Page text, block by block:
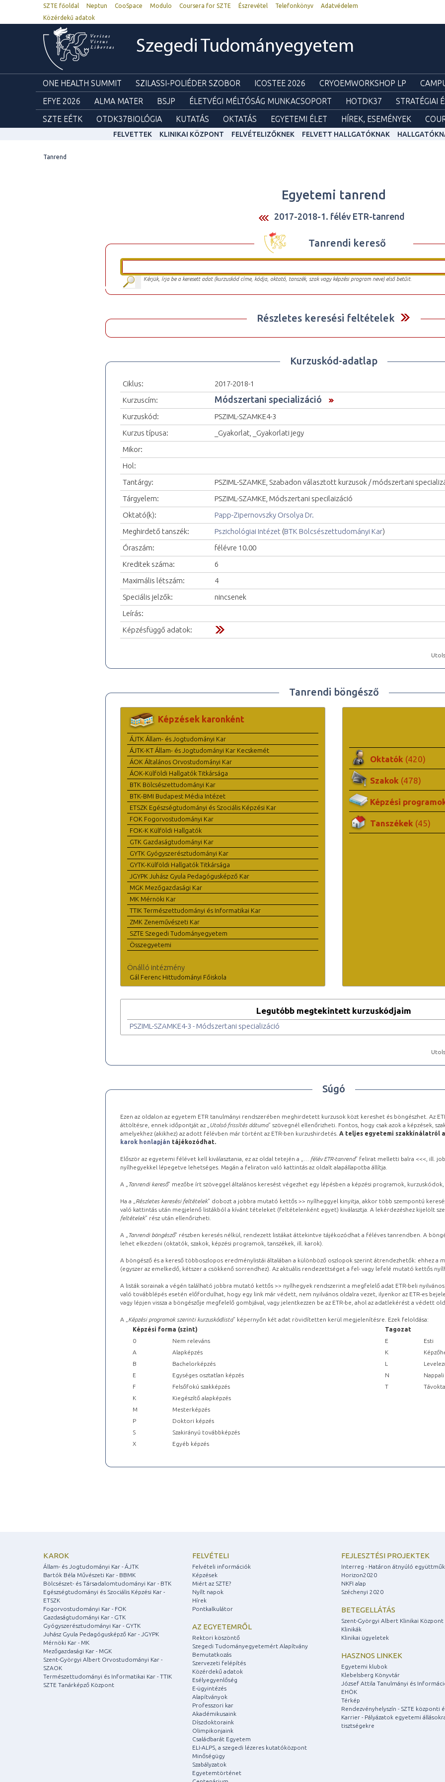
SZTE főoldal Neptun CooSpace Modulo Coursera for SZTE Észrevétel Telefonkönyv
Adatvédelem
Közérdekű adatok
Szegedi Tudományegyetem
ONE HEALTH SUMMIT SZILASSI-POLIÉDER SZOBOR ICOSTEE 2026 CRYOEMWORKSHOP LP
EFYE 2026
ALMA MATER BSJP ÉLETVÉGI MÉLTÓSÁG MUNKACSOPORT HOTDK37 STRATÉGIAI
SZTE EÉTK
OTDK37BIOLÓGIA KUTATÁS OKTATÁS EGYETEMI ÉLET HÍREK, ESEMÉNYEK
FELVETTEK KLINIKAI KÖZPONT FELVÉTELIZŐKNEK FELVETT HALLGATÓKNAK
Tanrend
Egyetemi tanrend
2017-2018-1. félév ETR-tanrend
Tanrendi kereső
Kérjük, írja be a keresett adat (kurzuskód címe, kódja, oktató, tanszék, szak vagy képzési program neve) első betűit.
Részletes keresési feltételek
Kurzuskód-adatlap
Ciklus:
2017-2018-1
Kurzuscím:
Módszertani specializáció
Kurzuskód:
PSZIML-SZAMKE4-3
Kurzus típusa:
_Gyakorlat, _Gyakorlati jegy
Mikor:
Hol:
Tantárgy:
PSZIML-SZAMKE, Szabadon választott kurzusok / módszertani
Tárgyelem:
PSZIML-SZAMKE, Módszertani specilaizáció
Oktató(k):
Papp-Zipernovszky Orsolya Dr.
Meghirdető tanszék:
Pszichológiai Intézet (BTK Bölcsészettudományi Kar)
Óraszám:
félévre 10.00
Kreditek száma:
6
Maximális létszám:
4
Speciális jelzők:
nincsenek
Leírás:
Képzésfüggő adatok:
Tanrendi böngésző
Képzések karonként
ÁJTK Állam- és Jogtudományi Kar
ÁJTK-KT Állam- és Jogtudományi Kar Kecskemét
ÁOK Általános Orvostudományi Kar
ÁOK-Külföldi Hallgatók Titkársága
BTK Bölcsészettudományi Kar
BTK-BMI Budapest Média Intézet
ETSZK Egészségtudományi és Szociális Képzési Kar
FOK Fogorvostudományi Kar
FOK-K Külföldi Hallgatók
GTK Gazdaságtudományi Kar
GYTK Gyógyszerésztudományi Kar
GYTK-Külföldi Hallgatók Titkársága
JGYPK Juhász Gyula Pedagógusképző Kar
MGK Mezőgazdasági Kar
MK Mérnöki Kar
TTIK Természettudományi és Informatikai Kar
ZMK Zeneművészeti Kar
SZTE Szegedi Tudományegyetem
Összegyetemi
Önálló intézmény
Gál Ferenc Hittudományi Főiskola
Oktatók (420)
Szakok (478)
Képzési
Tanszékek (45)
Legutóbb megtekintett kurzuskódjaim
PSZIML-SZAMKE4-3 - Módszertani specializáció
Súgó
Ezen az oldalon az egyetem ETR tanulmányi rendszerében meghirdetett kurzusok közt kereshet és böngészhet. Az
áttöltésre, ennek időpontját az „ Utolsó frissítés dátuma” szövegnél ellenőrizheti. Fontos, hogy csak azok a képzések,
amelyekhez (akikhez) az adott félévben már történt az ETR-ben kurzushirdetés. A teljes egyetemi szakkínálatról a
karok honlapján tájékozódhat.
Először az egyetemi félévet kell kiválasztania, ez az oldal tetején a „ … félév ETR-tanrend” felirat melletti balra <<<, ill.
nyílhegyekkel lépegetve lehetséges. Magán a feliraton való kattintás az oldalt alapállapotba állítja.
A „ Tanrendi kereső” mezőbe írt szöveggel általános keresést végezhet egy lépésben a képzési programok,
Ha a „ Részletes keresési feltételek” dobozt a jobbra mutató kettős >> nyílheggyel kinyitja, akkor több szempontú
való kattintás után megjelenő listákból a kívánt tételeket (feltételenként egyet) kiválasztja. A lekérdezéshez kijelölt
feltételek” rész után ellenőrizheti.
A „ Tanrendi böngésző” részben keresés nélkül, rendezett listákat áttekintve tájékozódhat a féléves tanrendben. A
lehet elkezdeni (oktatók, szakok, képzési programok, tanszékek, ill. karok).
A böngésző és a kereső többoszlopos eredménylistái általában a különböző oszlopok szerint átrendezhetők: ehhez a
(egyszer az emelkedő, kétszer a csökkenő sorrendhez). Az aktuális rendezettséget a fel- vagy lefelé mutató kettős
A listák sorainak a végén található jobbra mutató kettős >> nyílhegyek rendszerint a megfelelő adat ETR-beli
való továbblépés esetén előfordulhat, hogy egy link már védett, nem nyilvános oldalra vezet, ilyenkor az ETR-es
vagy lépjen vissza a böngészője megfelelő gombjával, vagy jelentkezzen be az ETR-be, ahol az adatlekérést a védett
A „ Képzési programok szerinti kurzuskódlista” képernyőn két adat rövidítetten kerül megjelenítésre. Ezek feloldása:
Képzési forma (szint)
Tagozat
0
Nem releváns E
Esti
A
Alapképzés K
B
Bachelorképzés L
E
Egységes osztatlan képzés N
Nappali
F
Felsőfokú szakképzés T
K
Kiegészítő alapképzés
M
Mesterképzés
P
Doktori képzés
S
Szakirányú továbbképzés
X
Egyéb képzés
KAROK
Állam- és Jogtudományi Kar - ÁJTK
Bartók Béla Művészeti Kar - BBMK
Bölcsészet- és Társadalomtudományi Kar - BTK
Egészségtudományi és Szociális Képzési Kar -
ETSZK
Fogorvostudományi Kar - FOK
Gazdaságtudományi Kar - GTK
Gyógyszerésztudományi Kar - GYTK
Juhász Gyula Pedagógusképző Kar - JGYPK
Mérnöki Kar - MK
Mezőgazdasági Kar - MGK
Szent-Györgyi Albert Orvostudományi Kar -
SZAOK
Természettudományi és Informatikai Kar - TTIK
SZTE Tanárképző Központ
FELVÉTELI
Felvételi információk
Képzések
Miért az SZTE?
Nyílt napok
Hírek
Pontkalkulátor
AZ EGYETEMRŐL
Rektori köszöntő
Szegedi Tudományegyetemért Alapítvány
Bemutatkozás
Szervezeti felépítés
Közérdekű adatok
Esélyegyenlőség
E-ügyintézés
Alapítványok
Professzori kar
Akadémikusaink
Díszdoktoraink
Olimpikonjaink
Családbarát Egyetem
ELI-ALPS, a szegedi lézeres kutatóközpont
Minőségügy
Szabályzatok
Egyetemtörténet
FEJLESZTÉSI PROJEKTEK
Interreg - Határon átnyúló
Horizon2020
NKFI alap
Széchenyi 2020
BETEGELLÁTÁS
Szent-Györgyi Albert Klinikai Központ
Klinikák
Klinikai ügyeletek
HASZNOS LINKEK
Egyetemi klubok
Klebelsberg Könyvtár
József Attila Tanulmányi és
EHÖK
Térkép
Rendezvényhelyszín - SZTE központi
Karrier - Pályázatok egyetemi
tisztségekre